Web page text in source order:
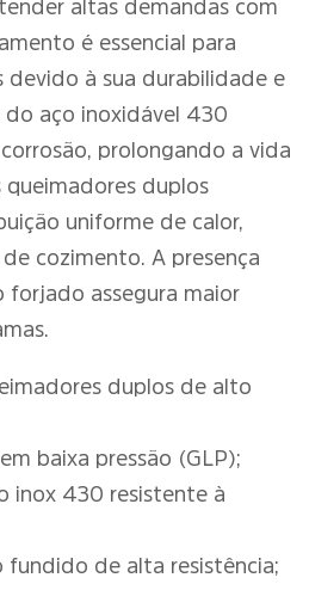
altas demandas com
é essencial para
devido à sua durabilidade e
do aço inoxidável 430
prolongando a vida
duplos
uniforme de calor,
cozimento. A presença
forjado assegura maior
duplos de alto
baixa pressão (GLP);
inox 430 resistente à
fundido de alta resistência;